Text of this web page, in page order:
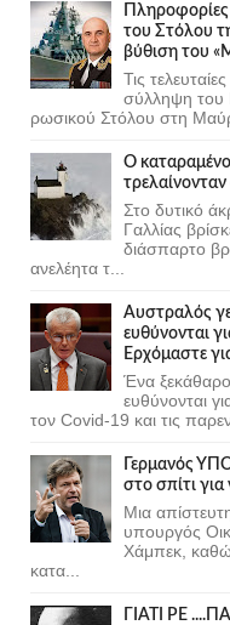
του Στόλου
βύθιση του
Τις
σύλληψη του
ρωσικού Στόλου στη
Ο
Στο δυτικό
Γαλλίας
διάσπαρτο
ανελέητα τ...
Αυστραλός
ευθύνονται
Ερχόμαστε
Ένα
ευθύνονται
τον Covid-19 και τις
Γερμανός
στο σπίτι
Μια
υπουργός
Χάμπεκ,
κατα...
ΓΙΑΤΙ ΡΕ